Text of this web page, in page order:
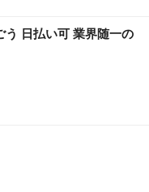
日払い可 業界随一の